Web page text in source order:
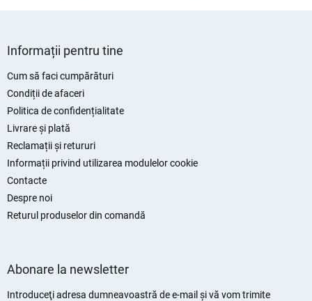
Informații pentru tine
Cum să faci cumpărături
Condiții de afaceri
Politica de confidențialitate
Livrare și plată
Reclamații și retururi
Informații privind utilizarea modulelor cookie
Contacte
Despre noi
Returul produselor din comandă
Abonare la newsletter
Introduceţi adresa dumneavoastră de e-mail şi vă vom trimite